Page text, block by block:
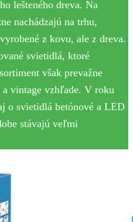
lešteného dreva. Na
nachádzajú na trhu,
z kovu, ale z dreva.
svietidlá, ktoré
však prevažne
vintage vzhľade. V roku
o svietidlá betónové a LED
stávajú veľmi